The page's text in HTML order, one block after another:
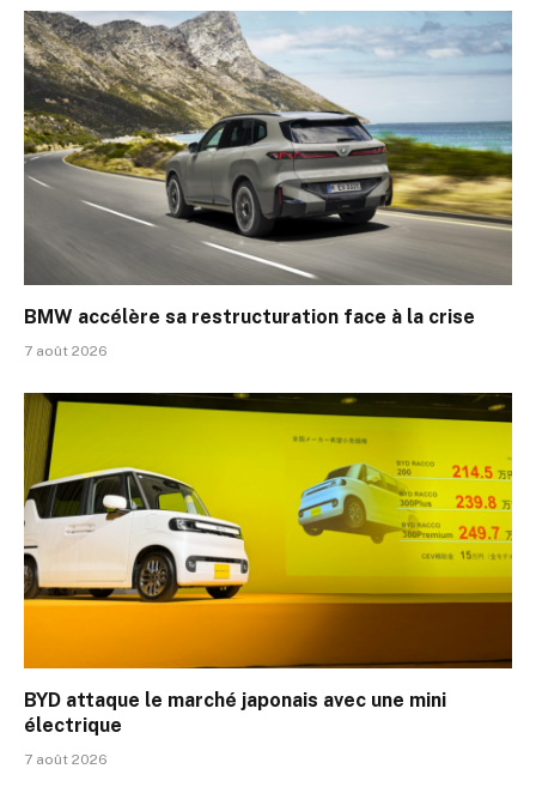
BMW accélère sa restructuration face à la crise
7 août 2026
BYD attaque le marché japonais avec une mini
électrique
7 août 2026